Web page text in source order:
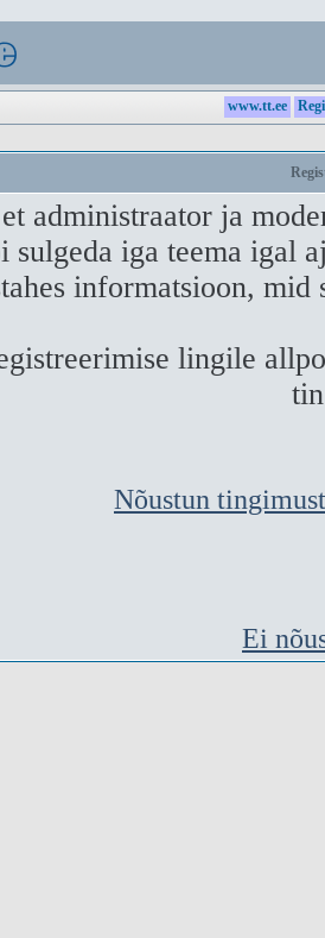
www.tt.ee
administraator ja
sulgeda iga teema igal
informatsioon, mid
lingile
Nõustun
Ei